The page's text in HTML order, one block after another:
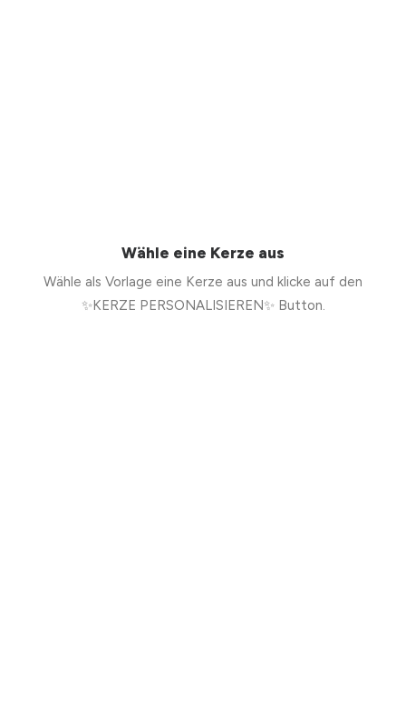
Wähle eine Kerze aus
Wähle als Vorlage eine Kerze aus und klicke auf den
✨KERZE PERSONALISIEREN✨ Button.